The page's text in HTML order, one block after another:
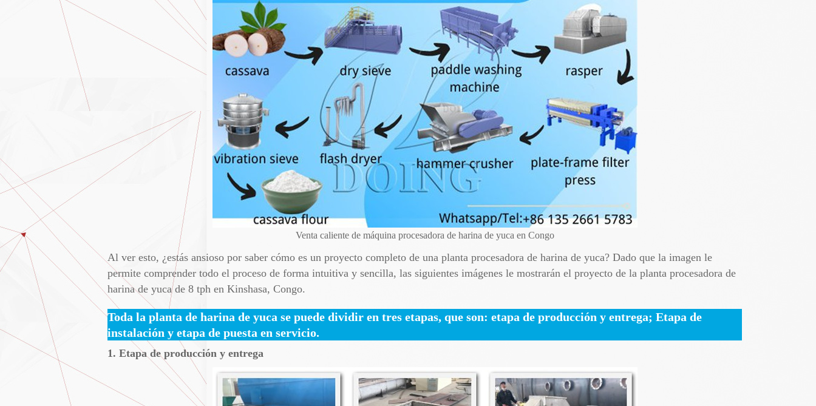
Venta caliente de máquina procesadora de harina de yuca en Congo
Al ver esto, ¿estás ansioso por saber cómo es un proyecto completo de una planta procesadora de harina de yuca? Dado que la imagen le
permite comprender todo el proceso de forma intuitiva y sencilla, las siguientes imágenes le mostrarán el proyecto de la planta procesadora de
harina de yuca de 8 tph en Kinshasa, Congo.
Toda la planta de harina de yuca se puede dividir en tres etapas, que son: etapa de producción y entrega; Etapa de
instalación y etapa de puesta en servicio.
1. Etapa de producción y entrega